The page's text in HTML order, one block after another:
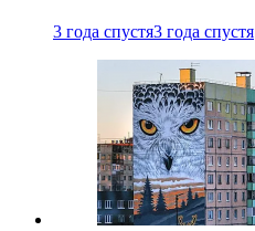
3 года спустя3 года спустя